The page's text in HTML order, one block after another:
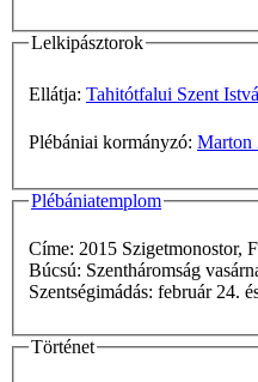
Lelkipásztorok
Ellátja: Tahitótfalui Szent
Plébániai kormányzó: Marton
Plébániatemplom
Címe: 2015 Szigetmonostor,
Búcsú: Szentháromság
Szentségimádás:
Történet